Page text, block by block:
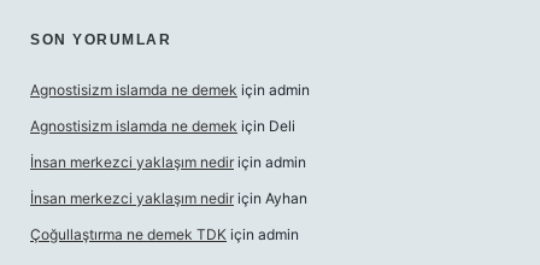
SON YORUMLAR
Agnostisizm islamda ne demek için admin
Agnostisizm islamda ne demek için Deli
İnsan merkezci yaklaşım nedir için admin
İnsan merkezci yaklaşım nedir için Ayhan
Çoğullaştırma ne demek TDK için admin